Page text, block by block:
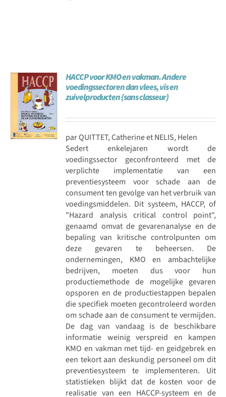
HACCP voor KMO en vakman. Andere
voedingssectoren dan vlees, vis en
zuivelproducten (sans classeur)
par QUITTET, Catherine et NELIS, Helen
Sedert enkelejaren wordt de
voedingssector geconfronteerd met de
verplichte implementatie van een
preventiesysteem voor schade aan de
consument ten gevolge van het verbruik van
voedingsmiddelen. Dit systeem, HACCP, of
"Hazard analysis critical control point",
genaamd omvat de gevarenanalyse en de
bepaling van kritische controlpunten om
deze gevaren te beheersen. De
ondernemingen, KMO en ambachtelijke
bedrijven, moeten dus voor hun
productiemethode de mogelijke gevaren
opsporen en de productiestappen bepalen
die specifiek moeten gecontroleerd worden
om schade aan de consument te vermijden.
De dag van vandaag is de beschikbare
informatie weinig verspreid en kampen
KMO en vakman met tijd- en geidgebrek en
een tekort aan deskundig personeel om dit
preventiesysteem te implementeren. Uit
statistieken blijkt dat de kosten voor de
realisatie van een HACCP-systeem en de